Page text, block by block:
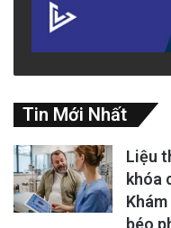
Tin Mới Nhất
Liệu
khóa
béo